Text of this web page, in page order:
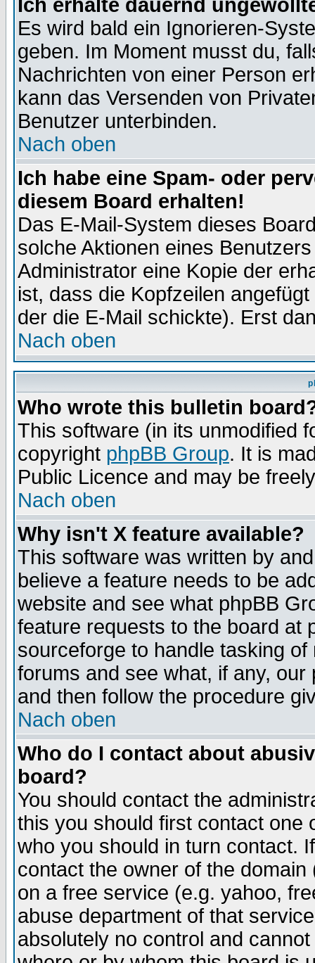
Ich erhalte dauernd
Es wird bald ein Ignorieren-
geben. Im Moment musst du,
Nachrichten von einer Person
kann das Versenden von
Benutzer unterbinden.
Nach oben
Ich habe eine Spam- oder
diesem Board erhalten!
Das E-Mail-System dieses
solche Aktionen eines
Administrator eine Kopie der
ist, dass die Kopfzeilen
der die E-Mail schickte). Erst
Nach oben
Who wrote this bulletin
This software (in its unmodified
copyright phpBB Group. It is
Public Licence and may be
Nach oben
Why isn't X feature available?
This software was written by
believe a feature needs to be
website and see what phpBB
feature requests to the board at
sourceforge to handle tasking
forums and see what, if any,
and then follow the procedure
Nach oben
Who do I contact about
board?
You should contact the
this you should first contact one
who you should in turn contact.
contact the owner of the
on a free service (e.g. yahoo,
abuse department of that
absolutely no control and